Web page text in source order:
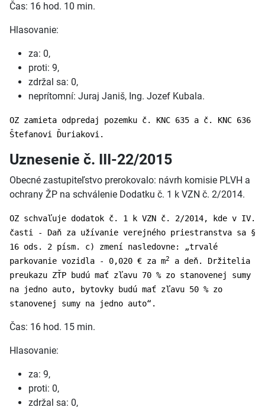
Čas: 16 hod. 10 min.
Hlasovanie:
za: 0,
proti: 9,
zdržal sa: 0,
neprítomní: Juraj Janiš, Ing. Jozef Kubala.
OZ zamieta odpredaj pozemku č. KNC 635 a č. KNC 636
Štefanovi Ďuriakovi.
Uznesenie č. III-22/2015
Obecné zastupiteľstvo prerokovalo: návrh komisie PLVH a
ochrany ŽP na schválenie Dodatku č. 1 k VZN č. 2/2014.
OZ schvaľuje dodatok č. 1 k VZN č. 2/2014, kde v IV.
časti - Daň za užívanie verejného priestranstva sa §
16 ods. 2 písm. c) zmení nasledovne: „trvalé
parkovanie vozidla - 0,020 € za m2
a deň. Držitelia
preukazu ZŤP budú mať zľavu 70 % zo stanovenej sumy
na jedno auto, bytovky budú mať zľavu 50 % zo
stanovenej sumy na jedno auto“.
Čas: 16 hod. 15 min.
Hlasovanie:
za: 9,
proti: 0,
zdržal sa: 0,